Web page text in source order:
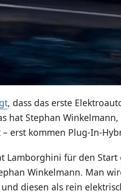
, dass das erste
hat Stephan
erst kommen Plug-In-
Lamborghini für den Start
Winkelmann. Man
diesen als rein